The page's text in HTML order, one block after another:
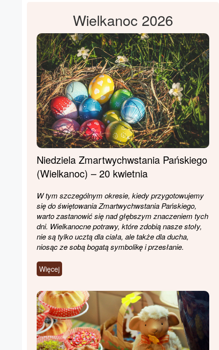
Wielkanoc 2026
Niedziela Zmartwychwstania Pańskiego
(Wielkanoc) – 20 kwietnia
W tym szczególnym okresie, kiedy przygotowujemy
się do świętowania Zmartwychwstania Pańskiego,
warto zastanowić się nad głębszym znaczeniem tych
dni. Wielkanocne potrawy, które zdobią nasze stoły,
nie są tylko ucztą dla ciała, ale także dla ducha,
niosąc ze sobą bogatą symbolikę i przesłanie.
Więcej